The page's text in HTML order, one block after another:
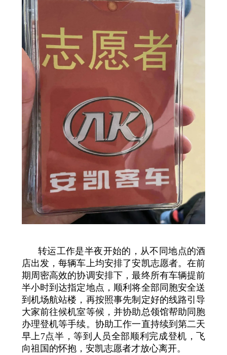
转运工作是半夜开始的，从不同地点的酒
店出发，每辆车上均安排了安凯志愿者。在前
期周密高效的协调安排下，最终所有车辆提前
半小时到达指定地点，顺利将全部同胞安全送
到机场航站楼，再按照事先制定好的线路引导
大家前往候机室等候，并协助总领馆帮助同胞
办理登机等手续。协助工作一直持续到第二天
早上7点半，等到人员全部顺利完成登机，飞
向祖国的怀抱，安凯志愿者才放心离开。